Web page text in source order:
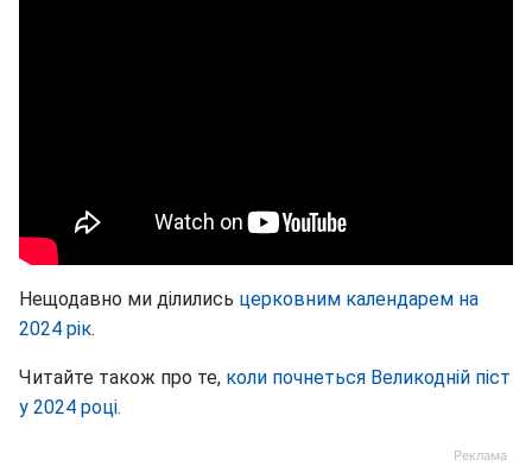
Нещодавно ми ділились церковним календарем на
2024 рік.
Читайте також про те, коли почнеться Великодній піст
у 2024 році.